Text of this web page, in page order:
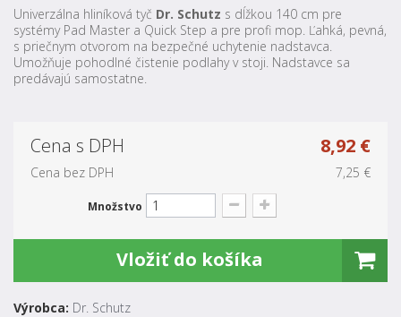
Univerzálna hliníková tyč Dr. Schutz s dĺžkou 140 cm pre
systémy Pad Master a Quick Step a pre profi mop. Ľahká, pevná,
s priečnym otvorom na bezpečné uchytenie nadstavca.
Umožňuje pohodlné čistenie podlahy v stoji. Nadstavce sa
predávajú samostatne.
Cena s DPH 8,92 €
Cena bez DPH 7,25 €
Množstvo
Vložiť do košíka
Výrobca: Dr. Schutz